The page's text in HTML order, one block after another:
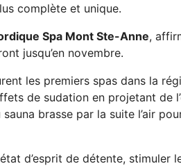
complète et unique.
Spa Mont Ste-Anne,
jusqu’en novembre.
les premiers spas dans la
de sudation en projetant de
brasse par la suite l’air
d’esprit de détente, stimuler